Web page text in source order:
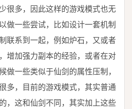
很多，因此这样的游戏模式也无
做一些尝试，比如设计一套机制
联系到一起，例如炉石，又或者
增加强力副本的经验，或者在对
做一些类似于仙剑的属性压制，
多，目前的游戏模式，其实普通
，这和仙剑不同，其实加上这些